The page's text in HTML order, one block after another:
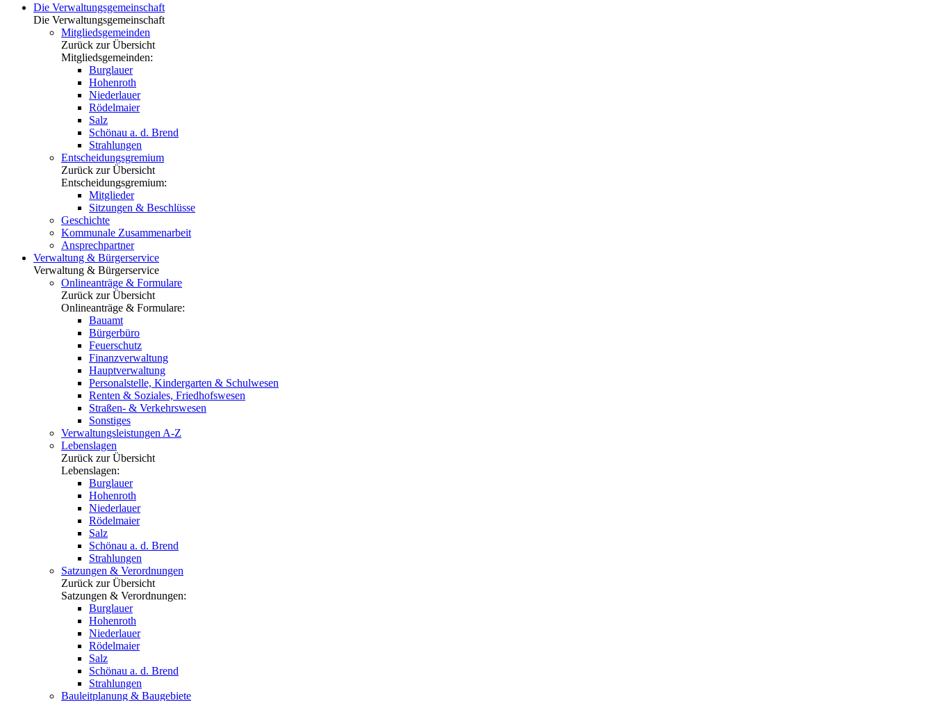
Die Verwaltungs­gemeinschaft
Die Verwaltungsgemeinschaft
Mitgliedsgemeinden
Zurück zur Übersicht
Mitgliedsgemeinden:
Burglauer
Hohenroth
Niederlauer
Rödelmaier
Salz
Schönau a. d. Brend
Strahlungen
Entscheidungsgremium
Zurück zur Übersicht
Entscheidungsgremium:
Mitglieder
Sitzungen & Beschlüsse
Geschichte
Kommunale Zusammenarbeit
Ansprechpartner
Verwaltung & Bürgerservice
Verwaltung & Bürgerservice
Onlineanträge & Formulare
Zurück zur Übersicht
Onlineanträge & Formulare:
Bauamt
Bürgerbüro
Feuerschutz
Finanzverwaltung
Hauptverwaltung
Personalstelle, Kindergarten & Schulwesen
Renten & Soziales, Friedhofswesen
Straßen- & Verkehrswesen
Sonstiges
Verwaltungsleistungen A-Z
Lebenslagen
Zurück zur Übersicht
Lebenslagen:
Burglauer
Hohenroth
Niederlauer
Rödelmaier
Salz
Schönau a. d. Brend
Strahlungen
Satzungen & Verordnungen
Zurück zur Übersicht
Satzungen & Verordnungen:
Burglauer
Hohenroth
Niederlauer
Rödelmaier
Salz
Schönau a. d. Brend
Strahlungen
Bauleitplanung & Baugebiete